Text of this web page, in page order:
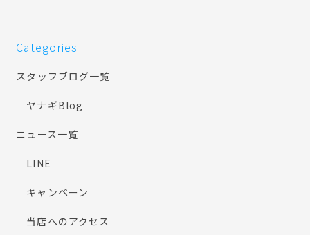
Categories
スタッフブログ一覧
ヤナギBlog
ニュース一覧
LINE
キャンペーン
当店へのアクセス